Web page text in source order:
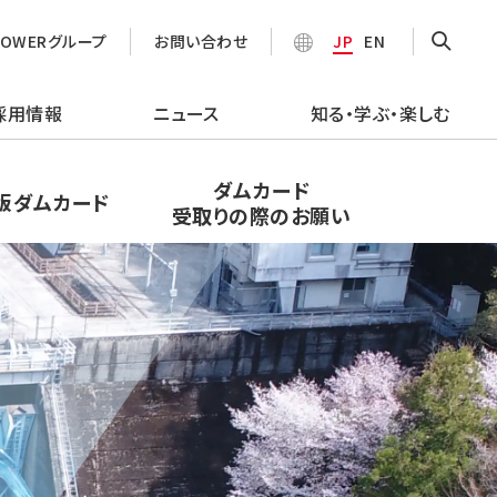
用情報 ニュース 知る・学ぶ・楽しむ
グループ お問い合わせ JP EN
ダムカード
ダムカード
受取りの際のお願い